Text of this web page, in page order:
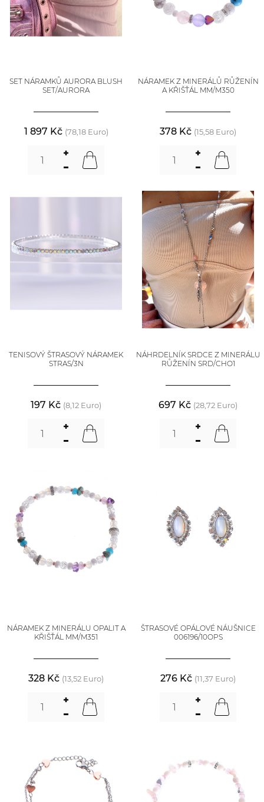
SET NÁRAMKŮ AURORA BLUSH
SET/AURORA
1 897 Kč (78,18 Euro)
NÁRAMEK Z MINERÁLŮ RŮŽENÍN
A KŘIŠŤÁL MM/M350
378 Kč (15,58 Euro)
TENISOVÝ ŠTRASOVÝ NÁRAMEK
STRAS/3N
197 Kč (8,12 Euro)
NÁHRDELNÍK SRDCE Z MINERÁLU
RŮŽENÍN SRD/CHO1
697 Kč (28,72 Euro)
NÁRAMEK Z MINERÁLU OPALIT A
KŘIŠŤÁL MM/M351
328 Kč (13,52 Euro)
ŠTRASOVÉ OPÁLOVÉ NÁUŠNICE
006196/10OPS
276 Kč (11,37 Euro)